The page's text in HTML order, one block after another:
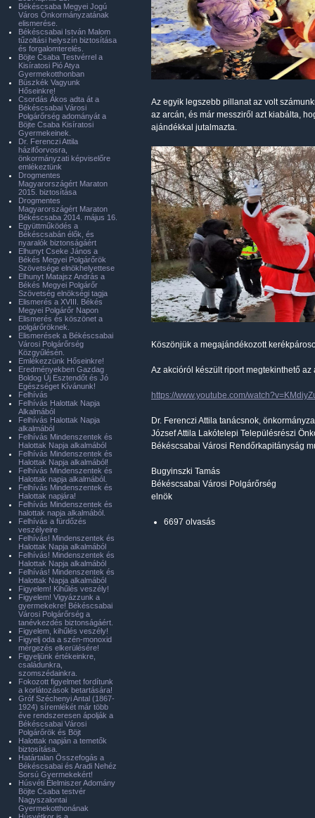
Az egyik legszebb pillanat az volt
az arcán, és már messziről azt kiabálta,
ajándékkal jutalmazta.
Köszönjük a megajándékozott
Az akcióról készült riport megtekinthető az
https://www.youtube.com/
Dr. Ferenczi Attila tanácsnok,
József Attila Lakótelepi Településrészi
Békéscsabai Városi Rendőrkapitányság
Bugyinszki Tamás
Békéscsabai Városi Polgárőrség
elnök
6697 olvasás
Békéscsaba Megyei Jogú
Város Önkormányzatának
elismerése.
Békéscsabai István Malom
tűzoltási helyszín biztosítása
és forgalomterelés.
Böjte Csaba Testvérrel a
Kisíratosi Pió Atya
Gyermekotthonban
Büszkék Vagyunk
Hőseinkre!
Csordás Ákos adta át a
Békéscsabai Városi
Polgárőrség adományát a
Böjte Csaba Kisíratosi
Gyermekeinek.
Dr. Ferenczi Attila
házifőorvosra,
önkormányzati képviselőre
emlékeztünk
Drogmentes
Magyarországért Maraton
2015. biztosítása
Drogmentes
Magyarországért Maraton
Békéscsaba 2014. május 16.
Együttműködés a
Békéscsabán élők, és
nyaralók biztonságáért
Elhunyt Cseke János a
Békés Megyei Polgárőrök
Szövetsége elnökhelyettese
Elhunyt Matajsz András a
Békés Megyei Polgárőr
Szövetség elnökségi tagja
Elismerés a XVIII. Békés
Megyei Polgárőr Napon
Elismerés és köszönet a
polgárőröknek.
Elismerések a Békéscsabai
Városi Polgárőrség
Közgyűlésén.
Emlékezzünk Hőseinkre!
Eredményekben Gazdag
Boldog Új Esztendőt és Jó
Egészséget Kívánunk!
Felhívás
Felhívás Halottak Napja
Alkalmából
Felhívás Halottak Napja
alkalmából
Felhívás Mindenszentek és
Halottak Napja alkalmából
Felhívás Mindenszentek és
Halottak Napja alkalmából!
Felhívás Mindenszentek és
Halottak napja alkalmából.
Felhívás Mindenszentek és
Halottak napjára!
Felhívás Mindenszentek és
halottak napja alkalmából.
Felhívás a fürdőzés
veszélyeire
Felhívás! Mindenszentek és
Halottak Napja alkalmából
Felhívás! Mindenszentek és
Halottak Napja alkalmából
Felhívás! Mindenszentek és
Halottak Napja alkalmából
Figyelem! Kihűlés veszély!
Figyelem! Vigyázzunk a
gyermekekre! Békéscsabai
Városi Polgárőrség a
tanévkezdés biztonságáért.
Figyelem, kihűlés veszély!
Figyelj oda a szén-monoxid
mérgezés elkerülésére!
Figyeljünk értékeinkre,
családunkra,
szomszédainkra.
Fokozott figyelmet fordítunk
a korlátozások betartására!
Gróf Széchenyi Antal (1867-
1924) síremlékét már több
éve rendszeresen ápolják a
Békéscsabai Városi
Polgárőrök és Böjt
Halottak napján a temetők
biztosítása.
Határtalan Összefogás a
Békéscsabai és Aradi Nehéz
Sorsú Gyermekekért!
Húsvéti Élelmiszer Adomány
Böjte Csaba testvér
Nagyszalontai
Gyermekotthonának